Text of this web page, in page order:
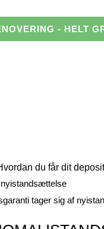
- HELT
du får dit
nyistandsættelse
tager sig af